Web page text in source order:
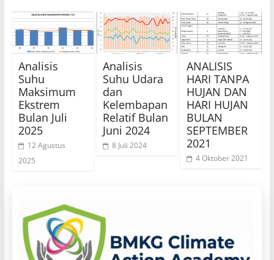
Analisis
Suhu
Maksimum
Ekstrem
Bulan Juli
2025
12 Agustus
2025
Analisis
Suhu Udara
dan
Kelembapan
Relatif Bulan
Juni 2024
8 Juli 2024
ANALISIS
HARI TANPA
HUJAN DAN
HARI HUJAN
BULAN
SEPTEMBER
2021
4 Oktober 2021